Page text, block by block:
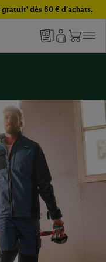
dès 60 € d'achats.